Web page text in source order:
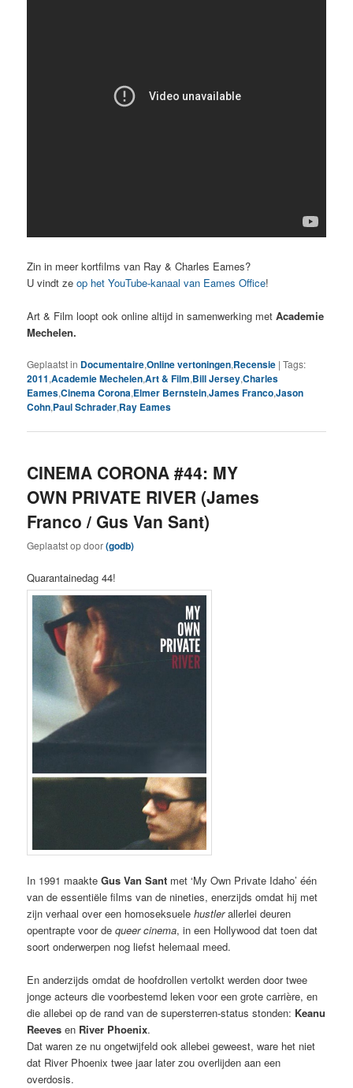
Zin in meer kortfilms van Ray & Charles Eames?
U vindt zeop het YouTube-kanaal van Eames Office!
Art & Film loopt ook online altijd in samenwerking metAcademie
Mechelen.
Geplaatst in Documentaire,Online vertoningen,Recensie |Tags:
2011,Academie Mechelen,Art & Film,Bill Jersey,Charles
Eames,Cinema Corona,Elmer Bernstein,James Franco,Jason
Cohn,Paul Schrader,Ray Eames
CINEMA CORONA #44: MY
OWN PRIVATE RIVER (James
Franco / Gus Van Sant)
Geplaatst opdoor(godb)
Quarantainedag 44!
In 1991 maakteGus Van Sant met ‘My Own Private Idaho’ één
van de essentiële films van de nineties, enerzijds omdat hij met
zijn verhaal over een homoseksuelehustlerallerlei deuren
opentrapte voor dequeer cinema, in een Hollywood dat toen dat
soort onderwerpen nog liefst helemaal meed.
En anderzijds omdat de hoofdrollen vertolkt werden door twee
jonge acteurs die voorbestemd leken voor een grote carrière, en
die allebei op de rand van de supersterren-status stonden: Keanu
Reeves en River Phoenix.
Dat waren ze nu ongetwijfeld ook allebei geweest, ware het niet
dat River Phoenix twee jaar later zou overlijden aan een
overdosis.